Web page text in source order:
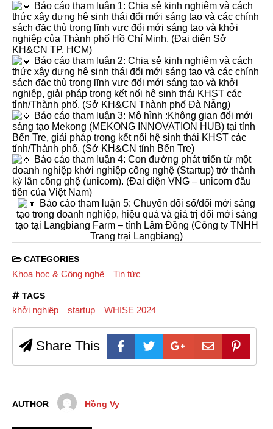
Báo cáo tham luận 1: Chia sẻ kinh nghiệm và cách
thức xây dựng hệ sinh thái đổi mới sáng tạo và các chính
sách đặc thù trong lĩnh vực đổi mới sáng tạo và khởi
nghiệp của Thành phố Hồ Chí Minh. (Đại diện Sở
KH&CN TP. HCM)
Báo cáo tham luận 2: Chia sẻ kinh nghiệm và cách
thức xây dựng hệ sinh thái đổi mới sáng tạo và các chính
sách đặc thù trong lĩnh vực đổi mới sáng tạo và khởi
nghiệp, giải pháp trong kết nối hệ sinh thái KHST các
tỉnh/Thành phố. (Sở KH&CN Thành phố Đà Nẵng)
Báo cáo tham luận 3: Mô hình :Không gian đổi mới
sáng tạo Mekong (MEKONG INNOVATION HUB) tại tỉnh
Bến Tre, giải pháp trong kết nối hệ sinh thái KHST các
tỉnh/Thành phố. (Sở KH&CN tỉnh Bến Tre)
Báo cáo tham luận 4: Con đường phát triển từ một
doanh nghiệp khởi nghiệp công nghệ (Startup) trở thành
kỳ lân công ghệ (unicorn). (Đai diện VNG – unicorn đầu
tiên của Việt Nam)
Báo cáo tham luận 5: Chuyển đổi số/đổi mới sáng
tạo trong doanh nghiệp, hiệu quả và giá trị đổi mới sáng
tạo tại Langbiang Farm – tỉnh Lâm Đồng (Công ty TNHH
Trang trại Langbiang)
CATEGORIES
Khoa học & Công nghệ Tin tức
TAGS
khởi nghiệp startup WHISE 2024
Share This
AUTHOR Hồng Vy